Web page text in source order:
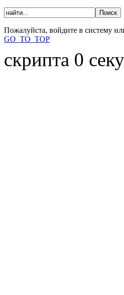
Пожалуйста, войдите в систему
GO_TO_TOP
скрипта 0